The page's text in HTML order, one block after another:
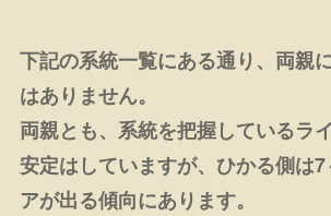
下記の系統一覧にある通り、両親
はありません。
両親とも、系統を把握しているラ
安定はしていますが、ひかる側は
アが出る傾向にあります。